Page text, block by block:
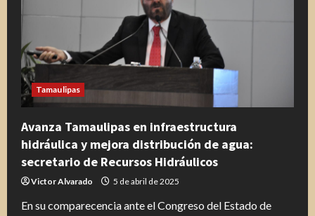
pavimentación
Tamaulipas
Avanza Tamaulipas en infraestructura
hidráulica y mejora distribución de agua:
secretario de Recursos Hidráulicos
Victor Alvarado 5 de abril de 2025
En su comparecencia ante el Congreso del Estado de